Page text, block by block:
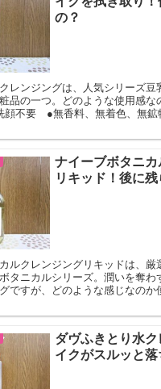
の？
レンジングは、人気シリーズ豆
品の一つ。どのような使用感な
顔不要 ●無香料、無着色、無
ナイーブボタニ
リキッド！後に残
ルクレンジングリキッドは、厳
タニカルシリーズ。潤いを奪わ
ですが、どのような感じなのか
ダヴふきとり水
イクがスルッと落